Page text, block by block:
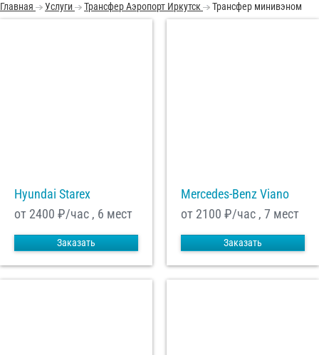
Главная Услуги Трансфер Аэропорт Иркутск Трансфер минивэном
Hyundai Starex
от 2400 ₽/час , 6 мест
Заказать
Mercedes-Benz Viano
от 2100 ₽/час , 7 мест
Заказать
обработку моих Персональных данных